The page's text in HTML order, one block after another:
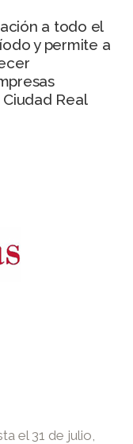
a todo el
y permite a
Real
el 31 de julio,